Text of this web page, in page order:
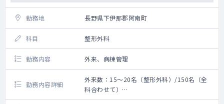
勤務地 長野県下伊那郡阿南町
科目 整形外科
勤務内容 外来、病棟管理
勤務内容詳細
外来数：15～20名（整形外科）/150名（全
科合わせて）
救急搬入数：0~2台